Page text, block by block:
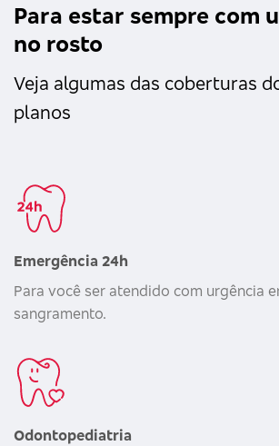
Para estar sempre com
no rosto
Veja algumas das coberturas
planos
Emergência 24h
Para você ser atendido com urgência
sangramento.
Odontopediatria